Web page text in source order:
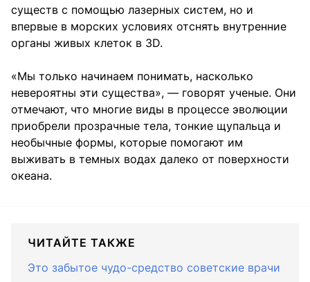
существ с помощью лазерных систем, но и
впервые в морских условиях отснять внутренние
органы живых клеток в 3D.
«Мы только начинаем понимать, насколько
невероятны эти существа», — говорят ученые. Они
отмечают, что многие виды в процессе эволюции
приобрели прозрачные тела, тонкие щупальца и
необычные формы, которые помогают им
выживать в темных водах далеко от поверхности
океана.
ЧИТАЙТЕ ТАКЖЕ
Это забытое чудо-средство советские врачи